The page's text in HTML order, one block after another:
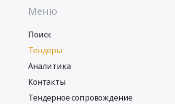
Меню
Поиск
Тендеры
Аналитика
Контакты
Тендерное сопровождение